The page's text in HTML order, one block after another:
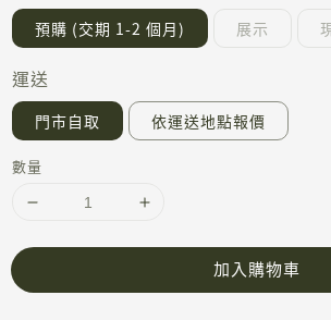
預購 (交期 1-2 個月) 展示
運送
門市自取 依運送地點報價
數量
加入購物車